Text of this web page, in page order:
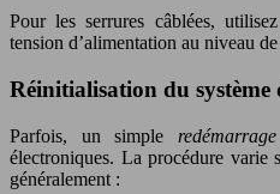
Pour les serrures câblées,
tension d’alimentation au niveau
Réinitialisation du système
Parfois, un simple redémarrage
électroniques. La procédure varie
généralement :